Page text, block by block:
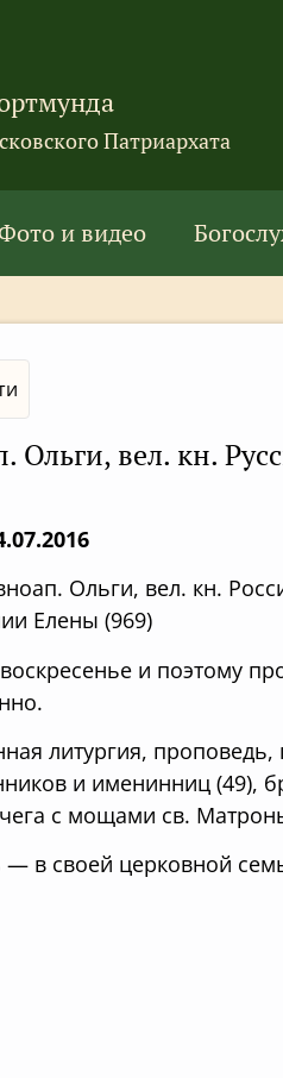
Патриархата
и видео
Ольги, вел. кн.
Ольги, вел. кн.
Елены (969)
и поэтому
литургия, проповедь,
и именинниц (49),
с мощами св.
в своей церковной